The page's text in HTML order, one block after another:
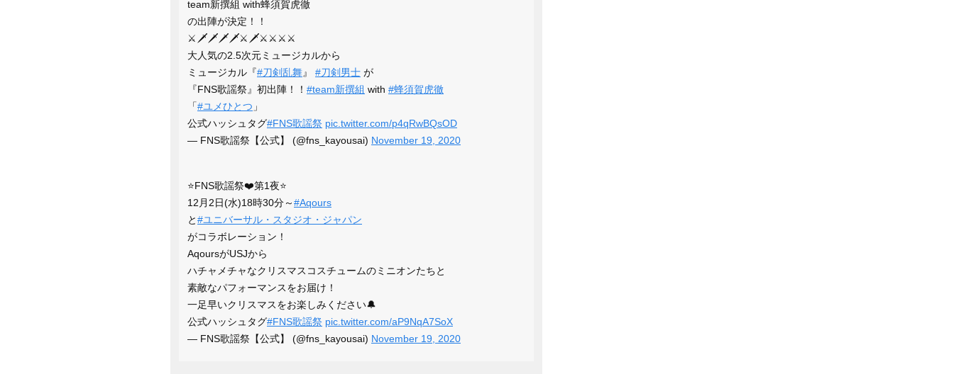
team新撰組 with蜂須賀虎徹
の出陣が決定！！
⚔️🗡️🗡️🗡️🗡️⚔️🗡️⚔️⚔️⚔️⚔️
大人気の2.5次元ミュージカルから
ミュージカル『#刀剣乱舞』 #刀剣男士 が
『FNS歌謡祭』初出陣！！ #team新撰組 with #蜂須賀虎徹
「#ユメひとつ 」
公式ハッシュタグ#FNS歌謡祭 pic.twitter.com/p4qRwBQsOD
— FNS歌謡祭【公式】 (@fns_kayousai) November 19, 2020
⭐️FNS歌謡祭❤️第1夜⭐️
12月2日(水)18時30分～#Aqours
と#ユニバーサル・スタジオ・ジャパン
がコラボレーション！
AqoursがUSJから
ハチャメチャなクリスマスコスチュームのミニオンたちと
素敵なパフォーマンスをお届け！
一足早いクリスマスをお楽しみください🔔
公式ハッシュタグ#FNS歌謡祭 pic.twitter.com/aP9NqA7SoX
— FNS歌謡祭【公式】 (@fns_kayousai) November 19, 2020